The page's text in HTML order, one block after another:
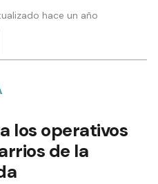
hace un año
los operativos
de la